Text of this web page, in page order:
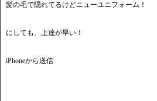
髪の毛で隠れてるけどニューユニフォーム！
にしても、上達が早い！
iPhoneから送信